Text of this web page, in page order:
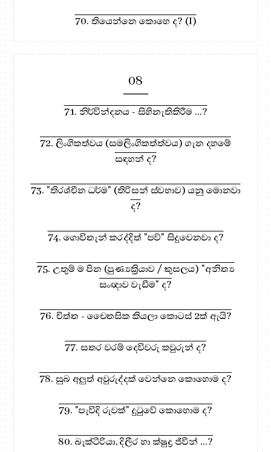
70. තියෙන්නෙ කොහෙ ද? (I)
08
71. නිර්වින්දනය - සිහිනැතිකිරීම ...?
72. ලිංගිකත්වය (සමලිංගිකත්ත්වය) ගැන දහමේ
සඳහන් ද?
73. "තිරශ්චීන ධර්ම" (තිරිසන් ස්වභාව) යනු මොනවා
ද?
74. ගොවිතැන් කරද්දිත් "පව්" සිදුවෙනවා ද?
75. උතුම් ම පින (පුණ්‍යක්‍රියාව / කුසලය) "අනිත්‍ය
සංඥාව වැඩීම" ද?
76. චිත්ත - චෛතසික කියලා කොටස් 2ක් ඇයි?
77. සතර වරම් දෙවිවරු කවුරුන් ද?
78. සුබ අලුත් අවුරුද්දක් වෙන්නෙ කොහොම ද?
79. "පැවිදි රුවක්" දුටුවේ කොහොම ද?
80. බැක්ටීරියා, දිලීර හා ක්ෂුද්‍ර ජිවීන් ...?